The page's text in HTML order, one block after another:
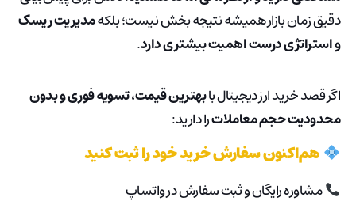
دقیق زمان بازار همیشه نتیجه بخش نیست؛ بلکهمدیریت ریسک
و استراتژی درست اهمیت بیشتری دارد.
اگر قصد خرید ارز دیجیتال بابهترین قیمت، تسویه فوری و بدون
محدودیت حجم معاملاترا دارید:
هم‌اکنون سفارش خرید خود را ثبت کنید
مشاوره رایگان و ثبت سفارش در واتساپ